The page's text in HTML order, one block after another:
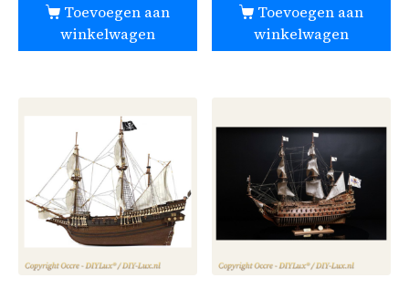
Toevoegen aan
winkelwagen
Toevoegen aan
winkelwagen